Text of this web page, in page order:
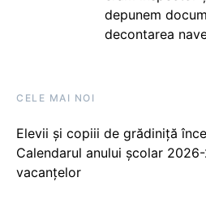
depunem
decontarea
CELE MAI NOI
Elevii și copiii de grădiniță
Calendarul anului școlar
vacanțelor